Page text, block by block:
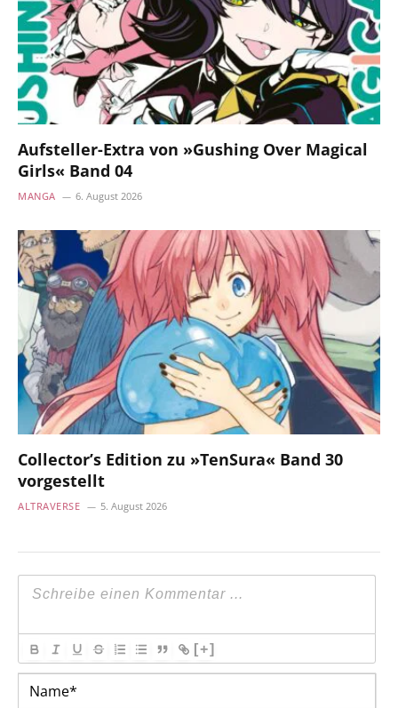
Aufsteller-Extra von »Gushing Over Magical
Girls« Band 04
MANGA 6. August 2026
Collector’s Edition zu »TenSura« Band 30
vorgestellt
ALTRAVERSE 5. August 2026
[+]